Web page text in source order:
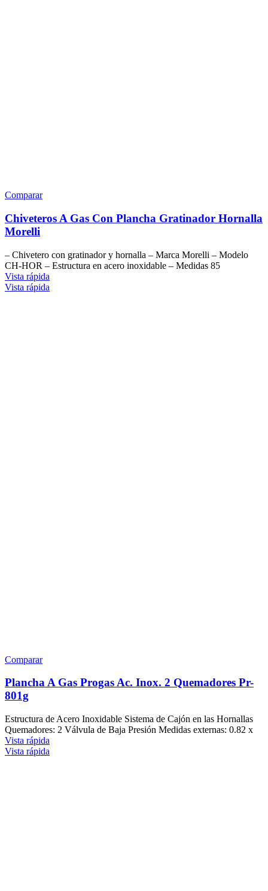
Comparar
Chiveteros A Gas Con Plancha Gratinador Hornalla
Morelli
– Chivetero con gratinador y hornalla – Marca Morelli – Modelo
CH-HOR – Estructura en acero inoxidable – Medidas 85
Vista rápida
Vista rápida
Comparar
Plancha A Gas Progas Ac. Inox. 2 Quemadores Pr-
801g
Estructura de Acero Inoxidable Sistema de Cajón en las Hornallas
Quemadores: 2 Válvula de Baja Presión Medidas externas: 0.82 x
Vista rápida
Vista rápida